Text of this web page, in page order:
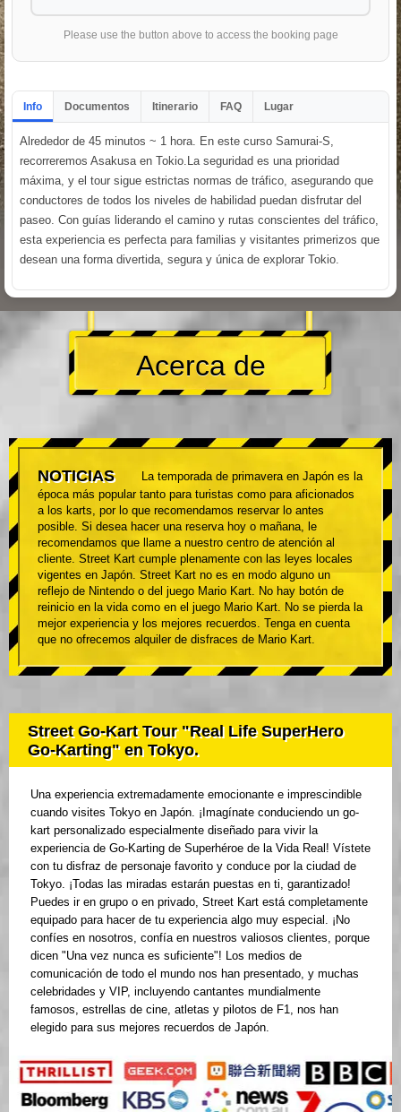
Please use the button above to access the booking page
Info Documentos Itinerario FAQ Lugar
Alrededor de 45 minutos ~ 1 hora. En este curso Samurai-S,
recorreremos Asakusa en Tokio.La seguridad es una prioridad
máxima, y el tour sigue estrictas normas de tráfico, asegurando que
conductores de todos los niveles de habilidad puedan disfrutar del
paseo. Con guías liderando el camino y rutas conscientes del tráfico,
esta experiencia es perfecta para familias y visitantes primerizos que
desean una forma divertida, segura y única de explorar Tokio.
Acerca de
NOTICIAS
La temporada de primavera en Japón es la
época más popular tanto para turistas como para aficionados
a los karts, por lo que recomendamos reservar lo antes
posible. Si desea hacer una reserva hoy o mañana, le
recomendamos que llame a nuestro centro de atención al
cliente. Street Kart cumple plenamente con las leyes locales
vigentes en Japón. Street Kart no es en modo alguno un
reflejo de Nintendo o del juego Mario Kart. No hay botón de
reinicio en la vida como en el juego Mario Kart. No se pierda la
mejor experiencia y los mejores recuerdos. Tenga en cuenta
que no ofrecemos alquiler de disfraces de Mario Kart.
Street Go-Kart Tour "Real Life SuperHero
Go-Karting" en Tokyo.
Una experiencia extremadamente emocionante e imprescindible
cuando visites Tokyo en Japón. ¡Imagínate conduciendo un go-
kart personalizado especialmente diseñado para vivir la
experiencia de Go-Karting de Superhéroe de la Vida Real! Vístete
con tu disfraz de personaje favorito y conduce por la ciudad de
Tokyo. ¡Todas las miradas estarán puestas en ti, garantizado!
Puedes ir en grupo o en privado, Street Kart está completamente
equipado para hacer de tu experiencia algo muy especial. ¡No
confíes en nosotros, confía en nuestros valiosos clientes, porque
dicen "Una vez nunca es suficiente"! Los medios de
comunicación de todo el mundo nos han presentado, y muchas
celebridades y VIP, incluyendo cantantes mundialmente
famosos, estrellas de cine, atletas y pilotos de F1, nos han
elegido para sus mejores recuerdos de Japón.